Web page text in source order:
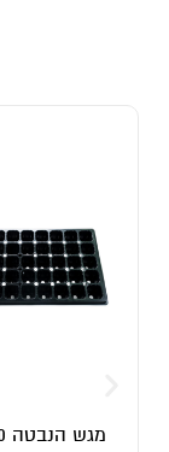
מגש הנבטה 50 תאים